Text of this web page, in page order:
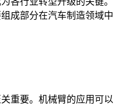
成部分在汽车制造领域中
重要。机械臂的应用可以